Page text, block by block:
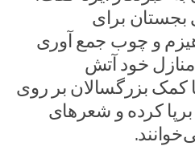
بجستان برای
و چوب جمع آوری
منازل خود آتش
کمک بزرگسالان بر روی
کرده و شعرهای